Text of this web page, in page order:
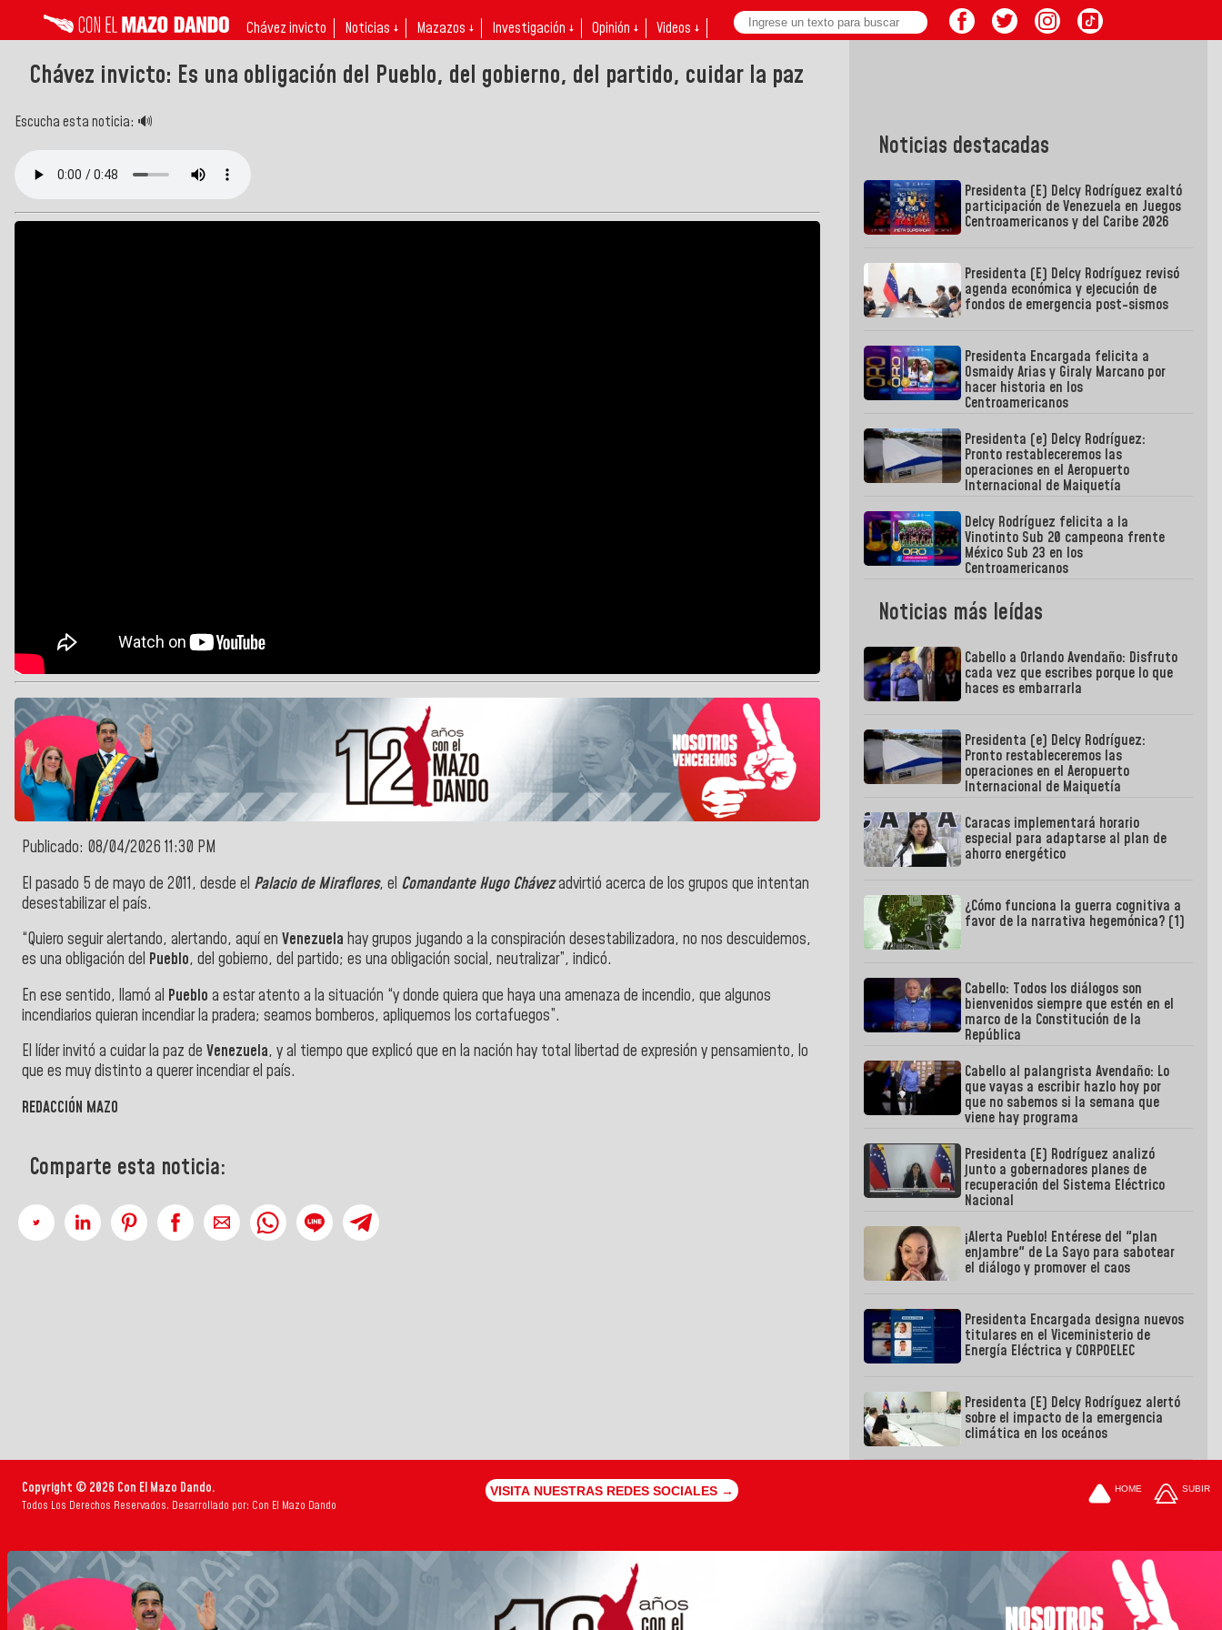
Chávez invicto Noticias ↓ Mazazos ↓ Investigación ↓ Opinión ↓ Videos ↓
Chávez invicto: Es una obligación del Pueblo, del gobierno, del partido, cuidar la paz
Escucha esta noticia: 🔊
Publicado: 08/04/2026 11:30 PM
El pasado 5 de mayo de 2011, desde el Palacio de Miraflores, el Comandante Hugo Chávezadvirtió acerca de los grupos que intentan
desestabilizar el país.
“Quiero seguir alertando, alertando, aquí en Venezuela hay grupos jugando a la conspiración desestabilizadora, no nos descuidemos,
es una obligación del Pueblo, del gobierno, del partido; es una obligación social, neutralizar”, indicó.
En ese sentido, llamó al Pueblo a estar atento a la situación “y donde quiera que haya una amenaza de incendio, que algunos
incendiarios quieran incendiar la pradera; seamos bomberos, apliquemos los cortafuegos”.
El líder invitó a cuidar la paz de Venezuela, y al tiempo que explicó que en la nación hay total libertad de expresión y pensamiento, lo
que es muy distinto a querer incendiar el país.
REDACCIÓN MAZO
Comparte esta noticia:
Noticias destacadas
Presidenta (E) Delcy Rodríguez exaltó
participación de Venezuela en Juegos
Centroamericanos y del Caribe 2026
Presidenta (E) Delcy Rodríguez revisó
agenda económica y ejecución de
fondos de emergencia post-sismos
Presidenta Encargada felicita a
Osmaidy Arias y Giraly Marcano por
hacer historia en los
Centroamericanos
Presidenta (e) Delcy Rodríguez:
Pronto restableceremos las
operaciones en el Aeropuerto
Internacional de Maiquetía
Delcy Rodríguez felicita a la
Vinotinto Sub 20 campeona frente
México Sub 23 en los
Centroamericanos
Noticias más leídas
Cabello a Orlando Avendaño: Disfruto
cada vez que escribes porque lo que
haces es embarrarla
Presidenta (e) Delcy Rodríguez:
Pronto restableceremos las
operaciones en el Aeropuerto
Internacional de Maiquetía
Caracas implementará horario
especial para adaptarse al plan de
ahorro energético
¿Cómo funciona la guerra cognitiva a
favor de la narrativa hegemónica? (1)
Cabello: Todos los diálogos son
bienvenidos siempre que estén en el
marco de la Constitución de la
República
Cabello al palangrista Avendaño: Lo
que vayas a escribir hazlo hoy por
que no sabemos si la semana que
viene hay programa
Presidenta (E) Rodríguez analizó
junto a gobernadores planes de
recuperación del Sistema Eléctrico
Nacional
¡Alerta Pueblo! Entérese del "plan
enjambre" de La Sayo para sabotear
el diálogo y promover el caos
Presidenta Encargada designa nuevos
titulares en el Viceministerio de
Energía Eléctrica y CORPOELEC
Presidenta (E) Delcy Rodríguez alertó
sobre el impacto de la emergencia
climática en los oceános
Copyright © 2026 Con El Mazo Dando.
Todos Los Derechos Reservados. Desarrollado por: Con El Mazo Dando
VISITA NUESTRAS REDES SOCIALES → HOME SUBIR